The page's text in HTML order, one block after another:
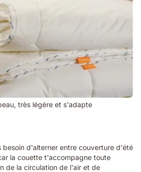
très légère et s'adapte
besoin d'alterner entre couverture d'été
la couette t'accompagne toute
de la circulation de l'air et de